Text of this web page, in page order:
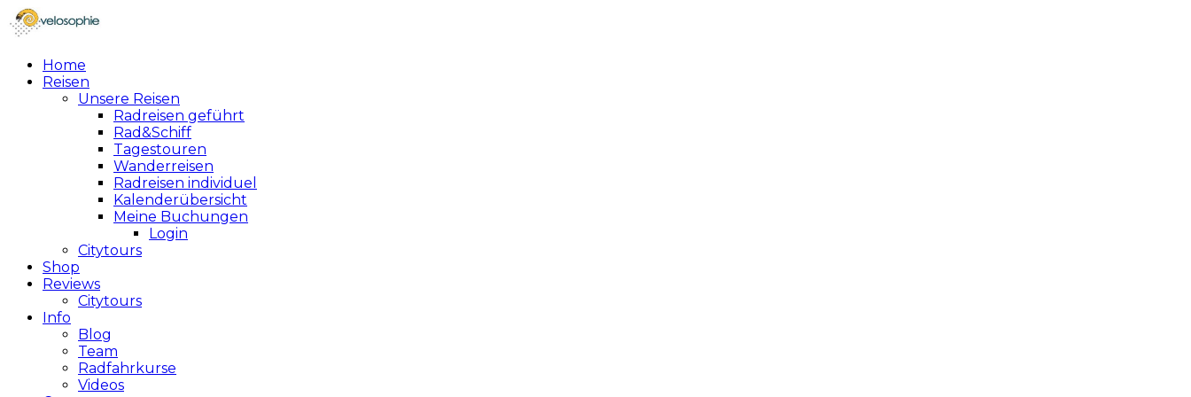
Home
Reisen
Unsere Reisen
Radreisen geführt
Rad&Schiff
Tagestouren
Wanderreisen
Radreisen individuel
Kalenderübersicht
Meine Buchungen
Login
Citytours
Shop
Reviews
Citytours
Info
Blog
Team
Radfahrkurse
Videos